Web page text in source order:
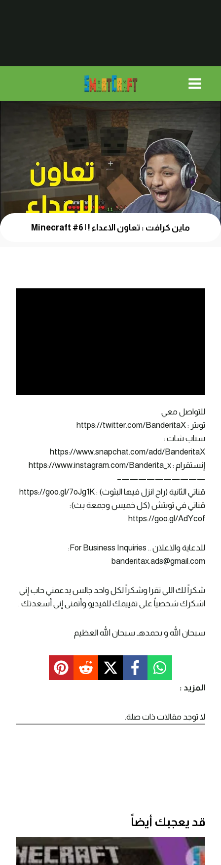
ماين كرافت : تعاون الاعداء ! | Minecraft #6
للتواصل معي
تويتر : https://twitter.com/BanderitaX
سناب شات :
https://www.snapchat.com/add/BanderitaX
إنستقرام : https://www.instagram.com/Banderita_x
——————————–
قناتي الثانية (راح انزل فيها البثوث) : https://goo.gl/7oJg1K
قناتي في تويتش (كل خميس وجمعة بث):
https://goo.gl/AdYcof
للدعاية والاعلان .. For Business Inquiries:
banderitax.ads@gmail.com
شكراً لك اللي تقرا وشكراً لكل واحد جالس يدعمني حاب إني
اشكرك شخصياً على تقييمك للفيديو وأتمنى إني أسعدتك .
سبحان الله و بحمدهـ سبحان الله العظيم
المزيد :
لا توجد مقالات ذات صلة.
قد يعجبك أيضاً